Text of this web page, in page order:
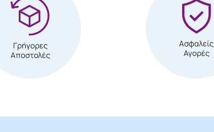
Γρήγορες
Αποστολές
Ασφαλείς
Αγορές